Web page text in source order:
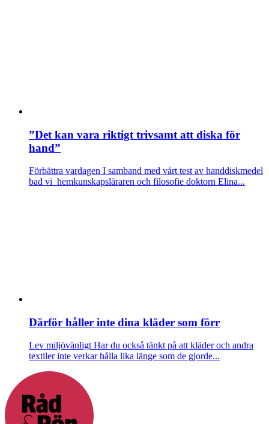
”Det kan vara riktigt trivsamt att diska för
hand”
Förbättra vardagen I samband med vårt test av handdiskmedel
bad vi hemkunskapsläraren och filosofie doktorn Elina...
Därför håller inte dina kläder som förr
Lev miljövänligt Har du också tänkt på att kläder och andra
textiler inte verkar hålla lika länge som de gjorde...